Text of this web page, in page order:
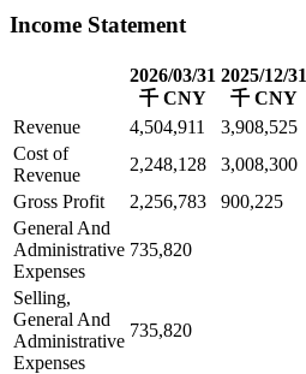
Income Statement
2026/03/31
千 CNY
2025/12/31
千 CNY
Revenue
4,504,911 3,908,525
Cost of
Revenue
2,248,128 3,008,300
Gross Profit
2,256,783 900,225
General And
Administrative
Expenses
735,820
Selling,
General And
Administrative
Expenses
735,820